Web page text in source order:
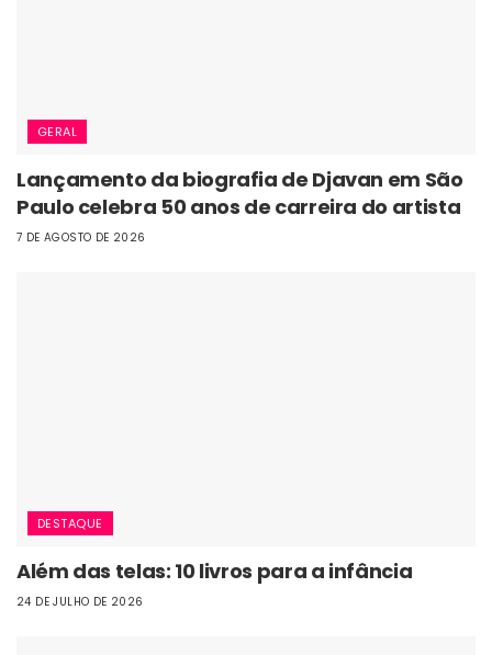
GERAL
Lançamento da biografia de Djavan em São
Paulo celebra 50 anos de carreira do artista
7 DE AGOSTO DE 2026
DESTAQUE
Além das telas: 10 livros para a infância
24 DE JULHO DE 2026